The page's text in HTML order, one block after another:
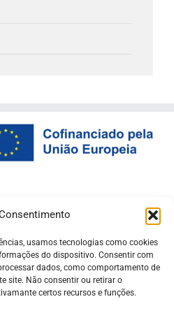
usamos tecnologias como cookies
do dispositivo. Consentir com
dados, como comportamento de
site. Não consentir ou retirar o
certos recursos e funções.